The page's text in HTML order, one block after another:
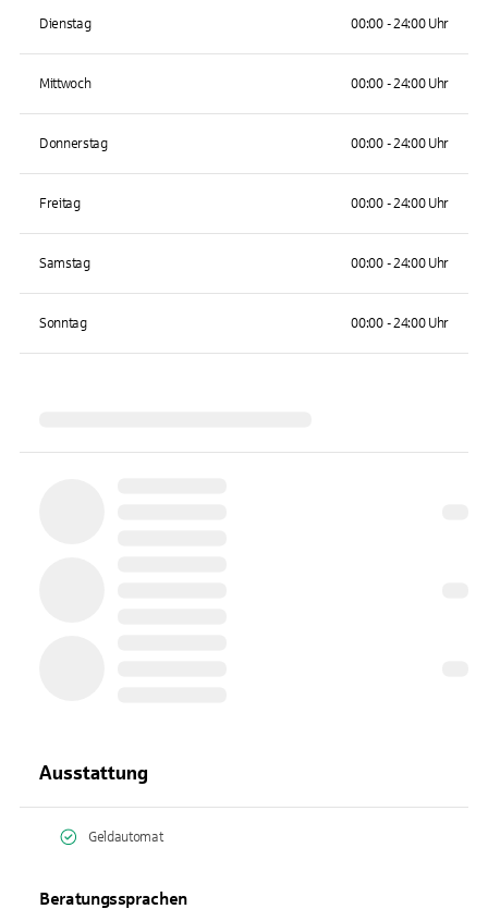
Dienstag 00:00 - 24:00 Uhr
Mittwoch 00:00 - 24:00 Uhr
Donnerstag 00:00 - 24:00 Uhr
Freitag 00:00 - 24:00 Uhr
Samstag 00:00 - 24:00 Uhr
Sonntag 00:00 - 24:00 Uhr
Ausstattung
Geldautomat
Beratungssprachen